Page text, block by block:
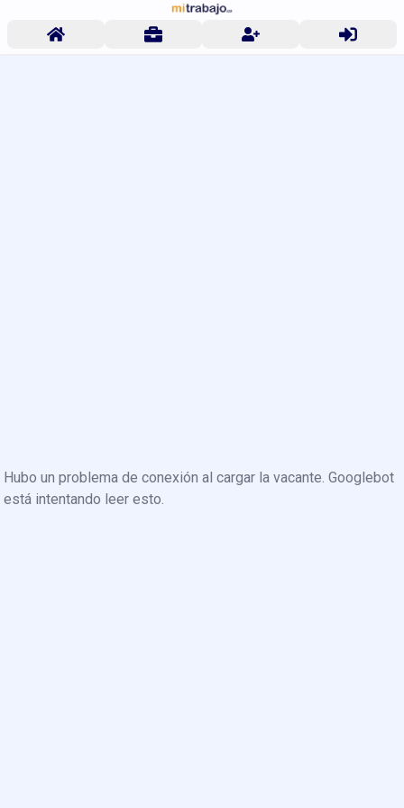
Hubo un problema de conexión al cargar la vacante. Googlebot
está intentando leer esto.